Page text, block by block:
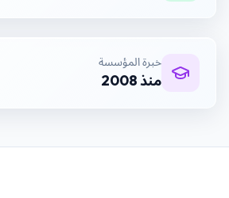
خبرة المؤسسة
منذ 2008